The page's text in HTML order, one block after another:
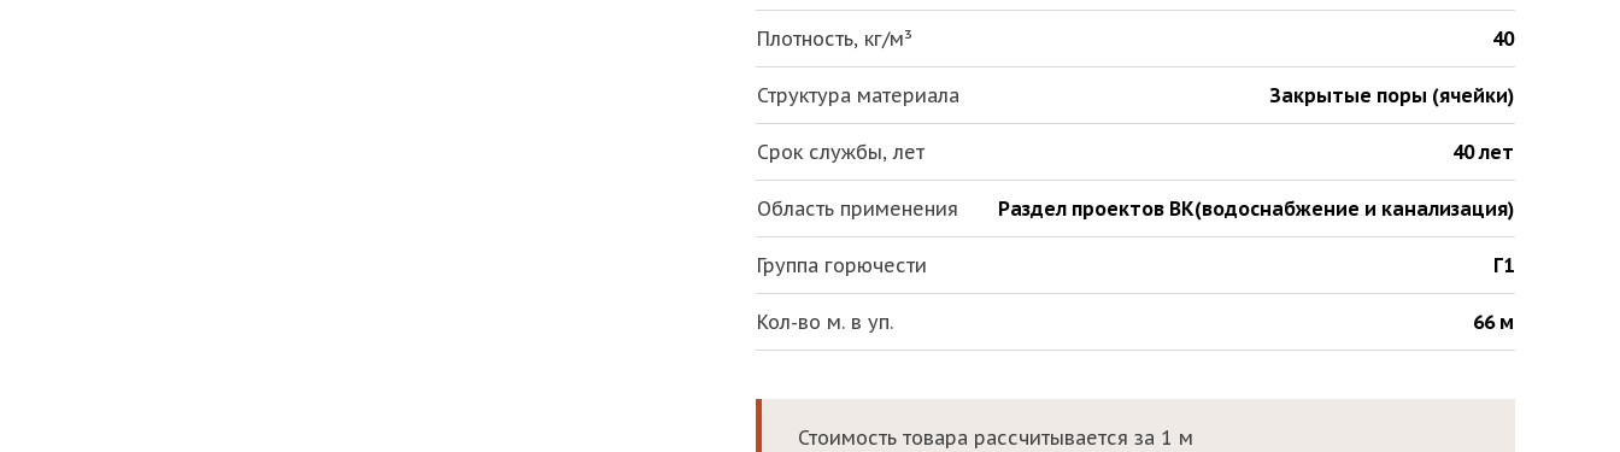
Плотность, кг/м³ 40
Структура материала Закрытые поры (ячейки)
Срок службы, лет 40 лет
Область применения Раздел проектов ВК(водоснабжение и канализация)
Группа горючести Г1
Кол-во м. в уп. 66 м
Стоимость товара рассчитывается за 1 м